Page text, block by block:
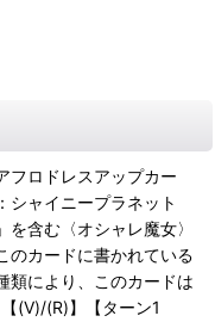
フロドレスアップカー
シャイニープラネット
を含む〈オシャレ魔女〉
のカードに書かれている
類により、このカードは
(V)/(R)】【ターン1